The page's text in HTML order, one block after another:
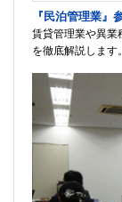
『民泊管理業』
賃貸管理業や異業
を徹底解説します。